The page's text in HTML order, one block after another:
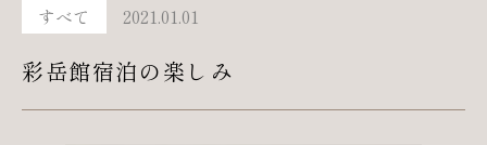
すべて 2021.01.01
彩岳館宿泊の楽しみ